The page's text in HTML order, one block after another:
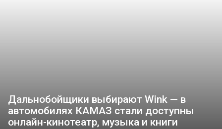
Дальнобойщики выбирают Wink — в
автомобилях КАМАЗ стали доступны
онлайн-кинотеатр, музыка и книги